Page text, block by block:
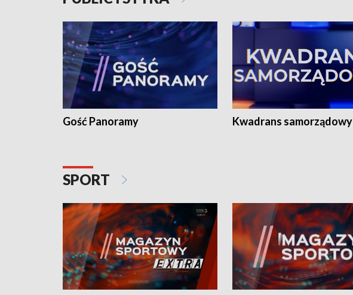
Gość Panoramy Kwadrans samorządowy
SPORT